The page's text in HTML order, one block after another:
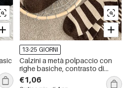
13-25 GIORNI
Calzini a metà polpaccio con
righe basiche, contrasto di
colori e pois, leggermente
elasticizzati.
€1,06